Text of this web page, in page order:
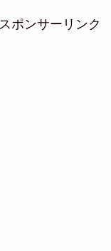
スポンサーリンク